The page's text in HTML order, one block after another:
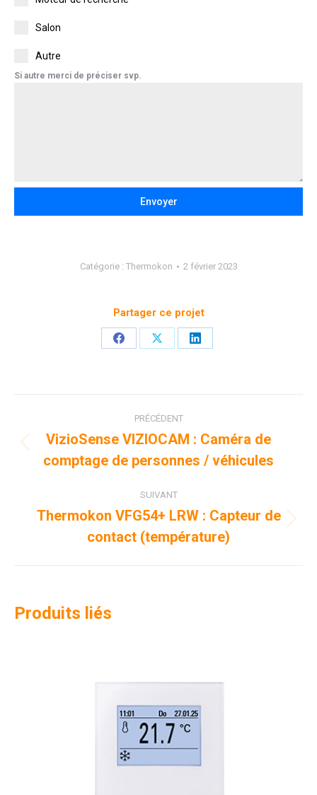
Salon
Autre
Si autre merci de préciser svp.
Envoyer
Catégorie : Thermokon 2 février 2023
Partager ce projet
PartagerPartagerPartager
de
commentaire
PRÉCÉDENT
précédent
VizioSense VIZIOCAM : Caméra de
comptage de personnes / véhicules
SUIVANT
similaires
Thermokon VFG54+ LRW : Capteur de
contact (température)
Produits liés